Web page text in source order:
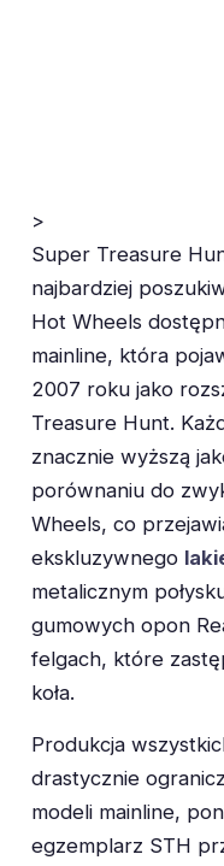
>
Super Treasure
najbardziej
Hot Wheels
mainline, która
2007 roku jako
Treasure Hunt.
znacznie wyższą
porównaniu do
Wheels, co
ekskluzywnego
metalicznym
gumowych opon
felgach, które
koła.
Produkcja
drastycznie
modeli mainline,
egzemplarz STH